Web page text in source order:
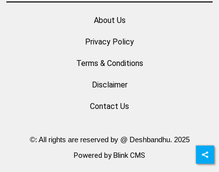
About Us
Privacy Policy
Terms & Conditions
Disclaimer
Contact Us
©: All rights are reserved by @ Deshbandhu. 2025
Powered by Blink CMS